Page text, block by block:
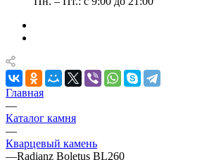
Главная
—
Каталог камня
—
Кварцевый камень
—Radianz Boletus BL260